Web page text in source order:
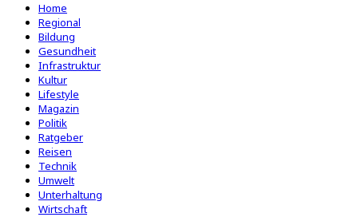
Home
Regional
Bildung
Gesundheit
Infrastruktur
Kultur
Lifestyle
Magazin
Politik
Ratgeber
Reisen
Technik
Umwelt
Unterhaltung
Wirtschaft